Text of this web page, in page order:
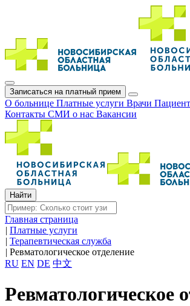
Записаться на платный прием
О больнице Платные услуги Врачи
Контакты СМИ о нас Вакансии
Главная страница
| Платные услуги
| Терапевтическая служба
| Ревматологическое отделение
RU EN DE 中文
Ревматологическое